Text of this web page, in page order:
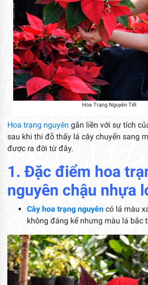
Hoa Trạng Nguyên Tết
Hoa trạng nguyên gắn liền với sự tích
sau khi thi đỗ thấy lá cây chuyển sang
được ra đời từ đây.
1. Đặc điểm hoa
nguyên chậu nhựa
Cây hoa trạng nguyên có lá màu
không đáng kể nhưng màu lá bắc